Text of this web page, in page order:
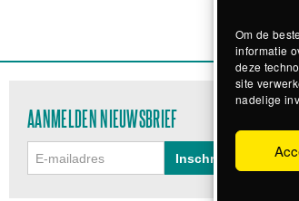
Om de
informatie
deze
site
nadelige
AANMELDEN NIEUWSBRIEF